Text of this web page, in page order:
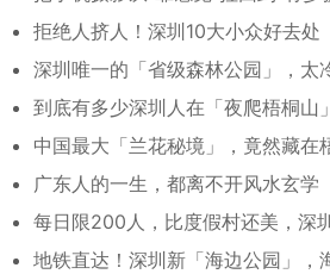
拒绝人挤人！深圳10大小众好去处
深圳唯一的「省级森林公园」，太
到底有多少深圳人在「夜爬梧桐山
中国最大「兰花秘境」，竟然藏在
广东人的一生，都离不开风水玄学
每日限200人，比度假村还美，深
地铁直达！深圳新「海边公园」，